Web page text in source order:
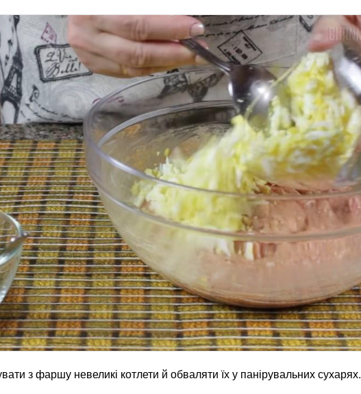
з фаршу невеликі котлети й обваляти їх у панірувальних сухарях.